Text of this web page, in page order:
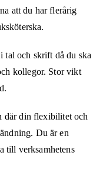
att du har flerårig
tal och skrift då du ska
kollegor. Stor vikt
där din flexibilitet och
Du är en
till verksamhetens